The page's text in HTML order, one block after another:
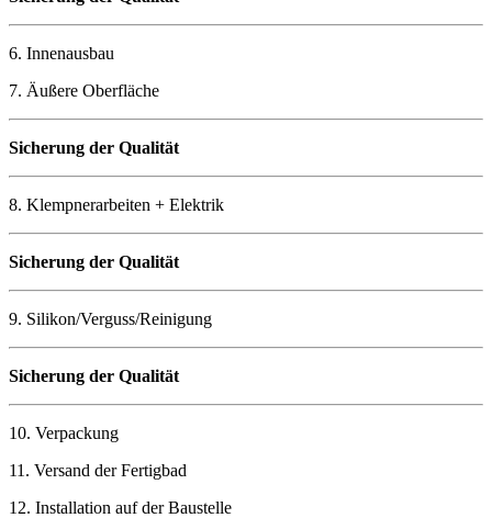
6. Innenausbau
7. Äußere Oberfläche
Sicherung der Qualität
8. Klempnerarbeiten + Elektrik
Sicherung der Qualität
9. Silikon/Verguss/Reinigung
Sicherung der Qualität
10. Verpackung
11. Versand der Fertigbad
12. Installation auf der Baustelle